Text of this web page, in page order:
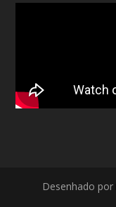
Desenhado por